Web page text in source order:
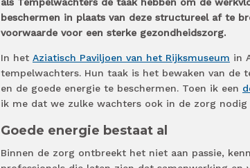
als Tempelwachters de taak hebben om de
beschermen in plaats van deze structureel af te
voorwaarde voor een sterke gezondheidszorg.
In het Aziatisch Paviljoen van het Rijksmuseum in
tempelwachters. Hun taak is het bewaken van de
en de goede energie te beschermen. Toen ik een
ik me dat we zulke wachters ook in de zorg nodig
Goede energie bestaat al
Binnen de zorg ontbreekt het niet aan passie,